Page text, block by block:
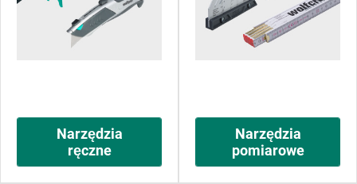
Narzędzia
ręczne
Narzędzia
pomiarowe